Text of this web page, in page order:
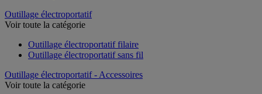
Outillage électroportatif
Voir toute la catégorie
Outillage électroportatif filaire
Outillage électroportatif sans fil
Outillage électroportatif - Accessoires
Voir toute la catégorie